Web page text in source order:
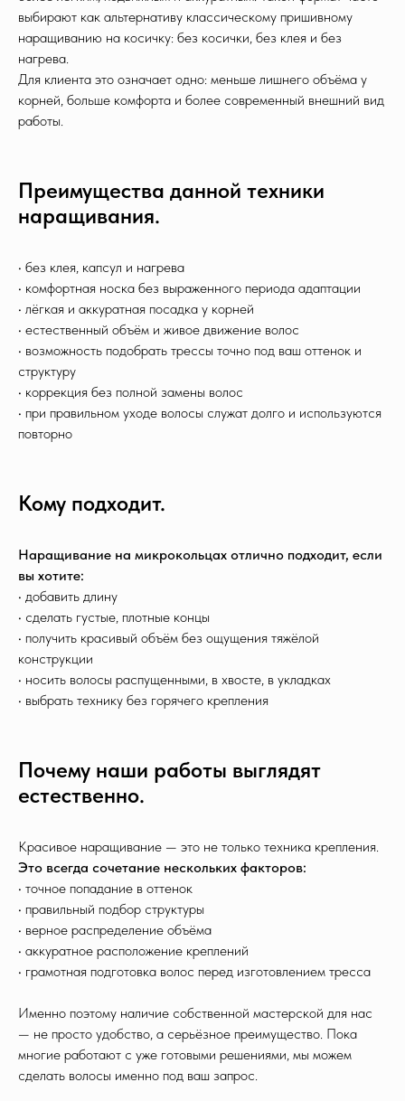
выбирают как альтернативу классическому пришивному
наращиванию на косичку: без косички, без клея и без
нагрева.
Для клиента это означает одно: меньше лишнего объёма у
корней, больше комфорта и более современный внешний вид
работы.
Преимущества данной техники
наращивания.
• без клея, капсул и нагрева
• комфортная носка без выраженного периода адаптации
• лёгкая и аккуратная посадка у корней
• естественный объём и живое движение волос
• возможность подобрать трессы точно под ваш оттенок и
структуру
• коррекция без полной замены волос
• при правильном уходе волосы служат долго и используются
повторно
Кому подходит.
Наращивание на микрокольцах отлично подходит, если
вы хотите:
• добавить длину
• сделать густые, плотные концы
• получить красивый объём без ощущения тяжёлой
конструкции
• носить волосы распущенными, в хвосте, в укладках
• выбрать технику без горячего крепления
Почему наши работы выглядят
естественно.
Красивое наращивание — это не только техника крепления.
Это всегда сочетание нескольких факторов:
• точное попадание в оттенок
• правильный подбор структуры
• верное распределение объёма
• аккуратное расположение креплений
• грамотная подготовка волос перед изготовлением тресса
Именно поэтому наличие собственной мастерской для нас
— не просто удобство, а серьёзное преимущество. Пока
многие работают с уже готовыми решениями, мы можем
сделать волосы именно под ваш запрос.